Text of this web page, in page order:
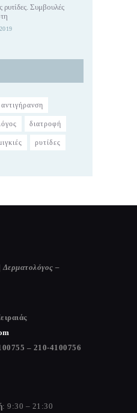
ρυτίδες. Συμβουλές
αντιγήρανση
διατροφή
ρυτίδες
–
– 210-4100756
: 9:30 – 21:30